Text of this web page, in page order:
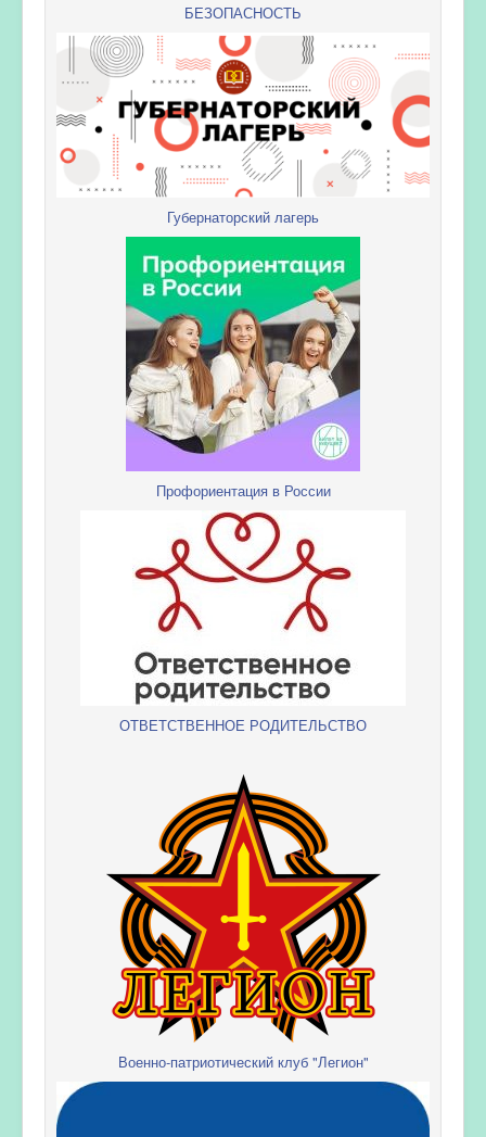
БЕЗОПАСНОСТЬ
Губернаторский лагерь
Профориентация в России
ОТВЕТСТВЕННОЕ РОДИТЕЛЬСТВО
Военно-патриотический клуб "Легион"